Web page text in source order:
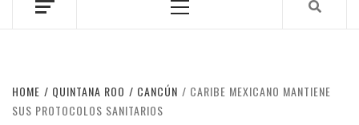
Menu
HOME QUINTANA ROO CANCÚN
CARIBE MEXICANO MANTIENE
SUS PROTOCOLOS SANITARIOS